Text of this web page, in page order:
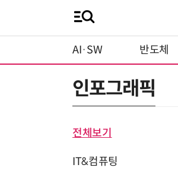
AI·SW 반도체
인포그래픽
전체보기
IT&컴퓨팅